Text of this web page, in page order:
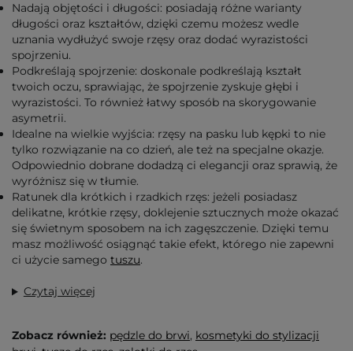
Nadają objętości i długości: posiadają różne warianty
długości oraz kształtów, dzięki czemu możesz wedle
uznania wydłużyć swoje rzęsy oraz dodać wyrazistości
spojrzeniu.
Podkreślają spojrzenie: doskonale podkreślają kształt
twoich oczu, sprawiając, że spojrzenie zyskuje głębi i
wyrazistości. To również łatwy sposób na skorygowanie
asymetrii.
Idealne na wielkie wyjścia: rzęsy na pasku lub kępki to nie
tylko rozwiązanie na co dzień, ale też na specjalne okazje.
Odpowiednio dobrane dodadzą ci elegancji oraz sprawią, że
wyróżnisz się w tłumie.
Ratunek dla krótkich i rzadkich rzęs: jeżeli posiadasz
delikatne, krótkie rzęsy, doklejenie sztucznych może okazać
się świetnym sposobem na ich zagęszczenie. Dzięki temu
masz możliwość osiągnąć takie efekt, którego nie zapewni
ci użycie samego tuszu.
Czytaj więcej
Zobacz również: pędzle do brwi, kosmetyki do stylizacji